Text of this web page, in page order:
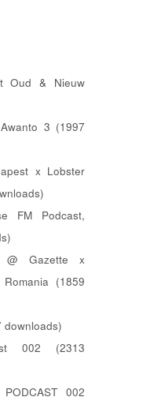
Oud & Nieuw
3 (1997
x Lobster
FM Podcast,
Gazette x
(1859
downloads)
002 (2313
002